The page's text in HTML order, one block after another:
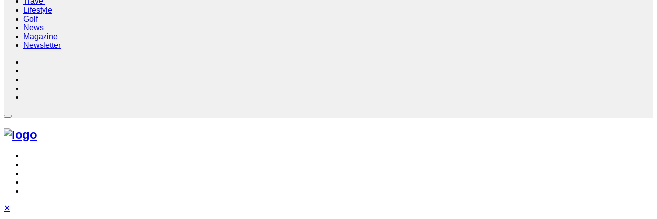
Lifestyle
Golf
News
Magazine
Newsletter
✕